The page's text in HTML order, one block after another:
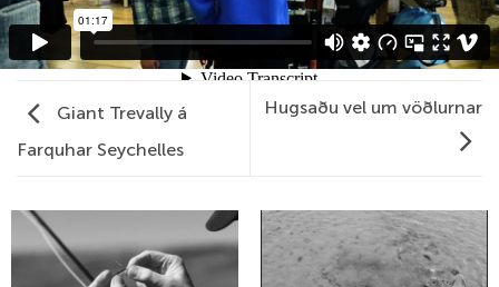
Giant Trevally á
Farquhar Seychelles
Hugsaðu vel um vöðlurnar